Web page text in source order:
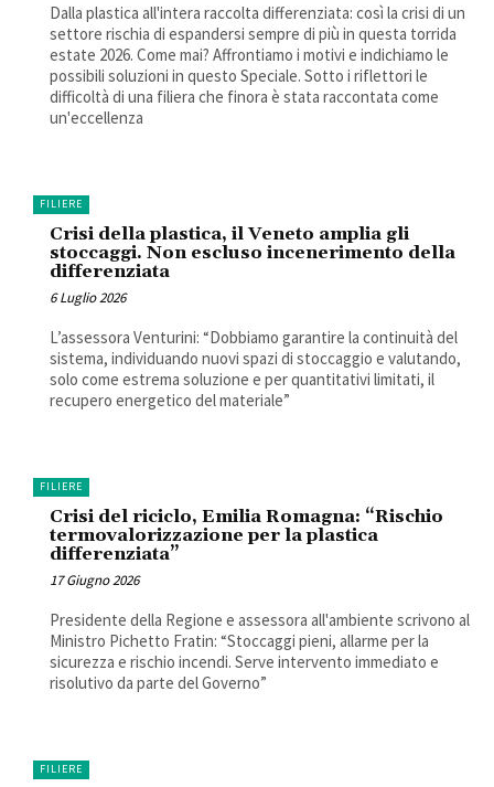
Dalla plastica all'intera raccolta differenziata: così la crisi di un
settore rischia di espandersi sempre di più in questa torrida
estate 2026. Come mai? Affrontiamo i motivi e indichiamo le
possibili soluzioni in questo Speciale. Sotto i riflettori le
difficoltà di una filiera che finora è stata raccontata come
un'eccellenza
FILIERE
Crisi della plastica, il Veneto amplia gli
stoccaggi. Non escluso incenerimento della
differenziata
6 Luglio 2026
L’assessora Venturini: “Dobbiamo garantire la continuità del
sistema, individuando nuovi spazi di stoccaggio e valutando,
solo come estrema soluzione e per quantitativi limitati, il
recupero energetico del materiale”
FILIERE
Crisi del riciclo, Emilia Romagna: “Rischio
termovalorizzazione per la plastica
differenziata”
17 Giugno 2026
Presidente della Regione e assessora all'ambiente scrivono al
Ministro Pichetto Fratin: “Stoccaggi pieni, allarme per la
sicurezza e rischio incendi. Serve intervento immediato e
risolutivo da parte del Governo”
FILIERE